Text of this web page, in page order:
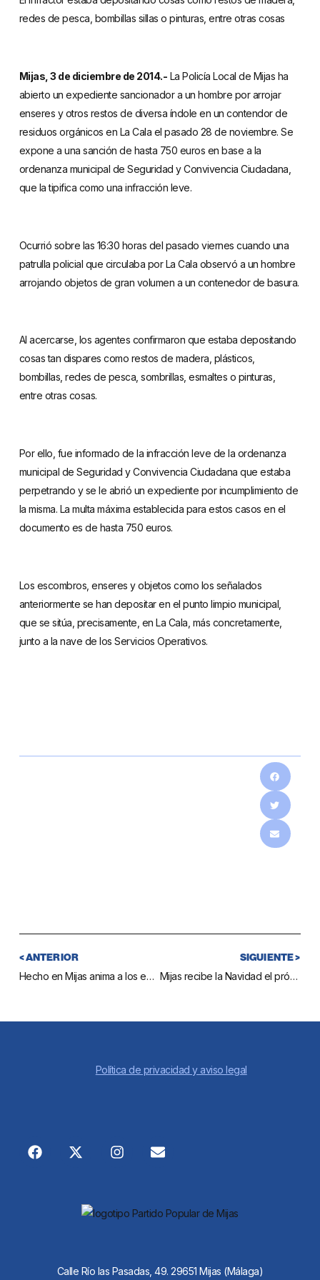
redes de pesca, bombillas sillas o pinturas, entre otras cosas
Mijas, 3 de diciembre de 2014.- La Policía Local de Mijas ha
abierto un expediente sancionador a un hombre por arrojar
enseres y otros restos de diversa índole en un contendor de
residuos orgánicos en La Cala el pasado 28 de noviembre. Se
expone a una sanción de hasta 750 euros en base a la
ordenanza municipal de Seguridad y Convivencia Ciudadana,
que la tipifica como una infracción leve.
Ocurrió sobre las 16:30 horas del pasado viernes cuando una
patrulla policial que circulaba por La Cala observó a un hombre
arrojando objetos de gran volumen a un contenedor de basura.
Al acercarse, los agentes confirmaron que estaba depositando
cosas tan dispares como restos de madera, plásticos,
bombillas, redes de pesca, sombrillas, esmaltes o pinturas,
entre otras cosas.
Por ello, fue informado de la infracción leve de la ordenanza
municipal de Seguridad y Convivencia Ciudadana que estaba
perpetrando y se le abrió un expediente por incumplimiento de
la misma. La multa máxima establecida para estos casos en el
documento es de hasta 750 euros.
Los escombros, enseres y objetos como los señalados
anteriormente se han depositar en el punto limpio municipal,
que se sitúa, precisamente, en La Cala, más concretamente,
junto a la nave de los Servicios Operativos.
< ANTERIOR
Hecho en Mijas anima a los empresarios mijeños a proteger el medio ambiente con la Guía de Sostenibilidad para las Pyme
SIGUIENTE >
Mijas recibe la Navidad el próximo lunes con el encendido del alumbrado navideño
Calle Río las Pasadas, 49. 29651 Mijas (Málaga)
Política de privacidad y aviso legal